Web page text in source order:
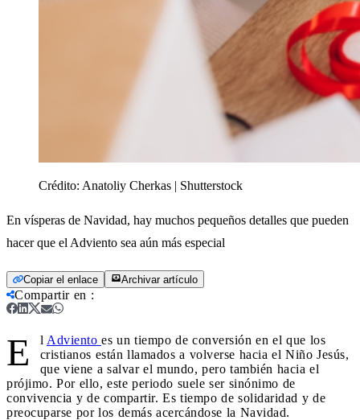
Crédito: Anatoliy Cherkas | Shutterstock
En vísperas de Navidad, hay muchos pequeños detalles que pueden
hacer que el Adviento sea aún más especial
Copiar el enlace Archivar artículo
Compartir en :
E l Adviento es un tiempo de conversión en el que los
cristianos están llamados a volverse hacia el Niño Jesús,
que viene a salvar el mundo, pero también hacia el
prójimo. Por ello, este periodo suele ser sinónimo de
convivencia y de compartir. Es tiempo de solidaridad y de
preocuparse por los demás acercándose la Navidad.